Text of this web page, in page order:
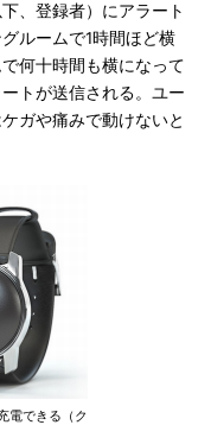
、登録者）にアラート
ルームで1時間ほど横
何十時間も横になって
トが送信される。ユー
ガや痛みで動けないと
電できる（ク